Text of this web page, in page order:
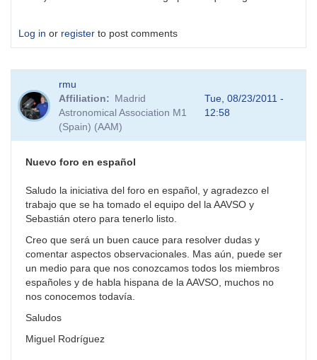
Log in or register to post comments
rmu
Affiliation
Madrid
Astronomical Association M1
(Spain) (AAM)
Tue, 08/23/2011 -
12:58
Nuevo foro en español
Saludo la iniciativa del foro en español, y agradezco el
trabajo que se ha tomado el equipo del la AAVSO y
Sebastián otero para tenerlo listo.
Creo que será un buen cauce para resolver dudas y
comentar aspectos observacionales. Mas aún, puede ser
un medio para que nos conozcamos todos los miembros
españoles y de habla hispana de la AAVSO, muchos no
nos conocemos todavía.
Saludos
Miguel Rodríguez